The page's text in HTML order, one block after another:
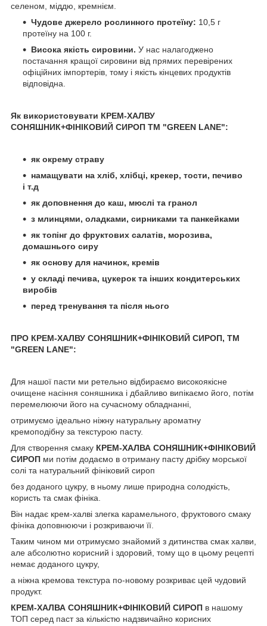
селеном, міддю, кремнієм.
Чудове джерело рослинного протеїну: 10,5 г
протеїну на 100 г.
Висока якість сировини. У нас налагоджено
постачання кращої сировини від прямих перевірених
офіційних імпортерів, тому і якість кінцевих продуктів
відповідна.
Як використовувати КРЕМ-ХАЛВУ
СОНЯШНИК+ФІНІКОВИЙ СИРОП TM "GREEN LANE":
як окрему страву
намащувати на хліб, хлібці, крекер, тости, печиво
і т.д
як доповнення до каш, мюслі та гранол
з млинцями, оладками, сирниками та панкейками
як топінг до фруктових салатів, морозива,
домашнього сиру
як основу для начинок, кремів
у складі печива, цукерок та інших кондитерських
виробів
перед тренування та після нього
ПРО КРЕМ-ХАЛВУ СОНЯШНИК+ФІНІКОВИЙ СИРОП, ТМ
"GREEN LANE":
Для нашої пасти ми ретельно відбираємо високоякісне
очищене насіння соняшника і дбайливо випікаємо його, потім
перемелюючи його на сучасному обладнанні,
отримуємо ідеально ніжну натуральну ароматну
кремоподібну за текстурою пасту.
Для створення смаку КРЕМ-ХАЛВА СОНЯШНИК+ФІНІКОВИЙ
СИРОП ми потім додаємо в отриману пасту дрібку морської
солі та натуральний фініковий сироп
без доданого цукру, в ньому лише природна солодкість,
користь та смак фініка.
Він надає крем-халві злегка карамельного, фруктового смаку
фініка доповнюючи і розкриваючи її.
Таким чином ми отримуємо знайомий з дитинства смак халви,
але абсолютно корисний і здоровий, тому що в цьому рецепті
немає доданого цукру,
а ніжна кремова текстура по-новому розкриває цей чудовий
продукт.
КРЕМ-ХАЛВА СОНЯШНИК+ФІНІКОВИЙ СИРОП в нашому
ТОП серед паст за кількістю надзвичайно корисних